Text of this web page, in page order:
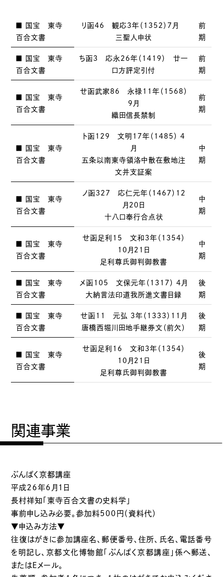
■ 国宝 東寺
百合文書
リ函46 観応3年（1352）7月
三聖人申状
前
期
■ 国宝 東寺
百合文書
ち函3 応永26年（1419） 廿一
口方評定引付
前
期
■ 国宝 東寺
百合文書
せ函武家86 永禄11年（1568）
9月
織田信長禁制
前
期
■ 国宝 東寺
百合文書
ト函129 文明17年（1485） 4
月
五条以南東寺領洛中散在敷地注
文并支証案
中
期
■ 国宝 東寺
百合文書
ノ函327 応仁元年（1467）12
月20日
十八口奉行合点状
中
期
■ 国宝 東寺
百合文書
せ函足利15 文和3年（1354）
10月21日
足利尊氏御判御教書
中
期
■ 国宝 東寺
百合文書
メ函105 文保元年（1317） 4月
大納言法印道我所進文書目録
後
期
■ 国宝 東寺
百合文書
せ函11 元弘 3年（1333）11月
唐橋西堀川田地手継券文（前欠）
後
期
■ 国宝 東寺
百合文書
せ函足利16 文和3年（1354）
10月21日
足利尊氏御判御教書
後
期
関連事業
ぶんぱく京都講座
平成２６年６月１日
長村祥知「東寺百合文書の史料学」
事前申し込み必要。参加料５００円（資料代）
▼申込み方法▼
往復はがきに参加講座名、郵便番号、住所、氏名、電話番号
を明記し、京都文化博物館「ぶんぱく京都講座」係へ郵送、
またはEメール。